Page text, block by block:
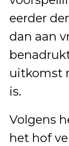
eerder
dan aan
uitkomst
is.
Volgens
het hof